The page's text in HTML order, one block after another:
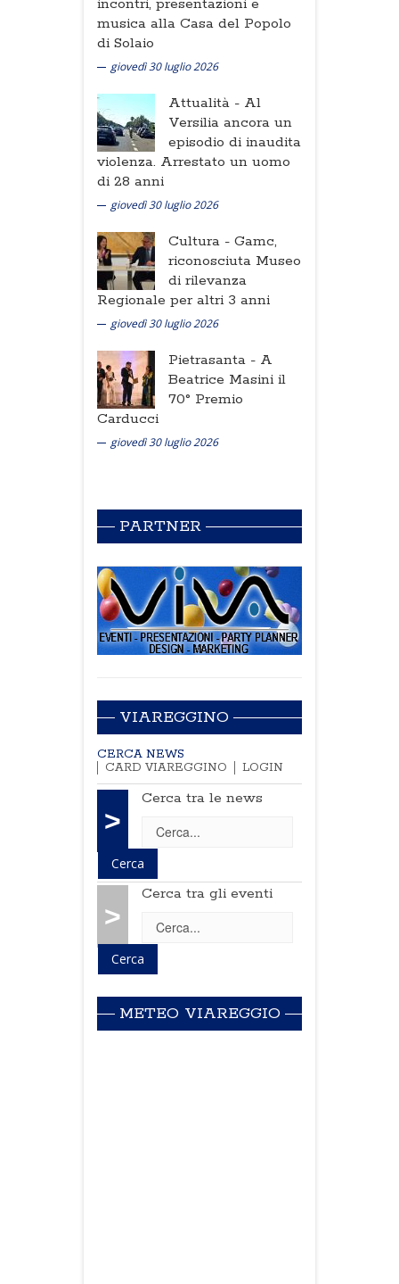
incontri, presentazioni e
musica alla Casa del Popolo
di Solaio
giovedì 30 luglio 2026
Attualità - Al
Versilia ancora un
episodio di inaudita
violenza. Arrestato un uomo
di 28 anni
giovedì 30 luglio 2026
Cultura - Gamc,
riconosciuta Museo
di rilevanza
Regionale per altri 3 anni
giovedì 30 luglio 2026
Pietrasanta - A
Beatrice Masini il
70° Premio
Carducci
giovedì 30 luglio 2026
PARTNER
VIAREGGINO
CERCA NEWS
CARD VIAREGGINO
LOGIN
>
Cerca tra le news
>
Cerca tra gli eventi
METEO VIAREGGIO